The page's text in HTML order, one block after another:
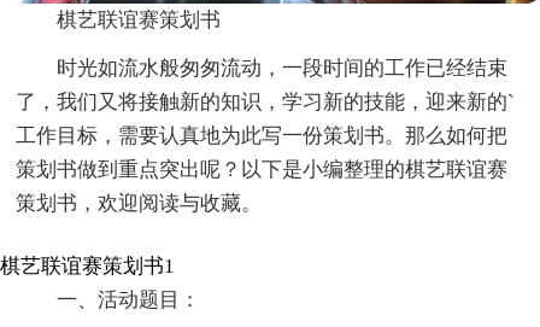
棋艺联谊赛策划书
时光如流水般匆匆流动，一段时间的工作已经结束
了，我们又将接触新的知识，学习新的技能，迎来新的`
工作目标，需要认真地为此写一份策划书。那么如何把
策划书做到重点突出呢？以下是小编整理的棋艺联谊赛
策划书，欢迎阅读与收藏。
棋艺联谊赛策划书1
一、活动题目：